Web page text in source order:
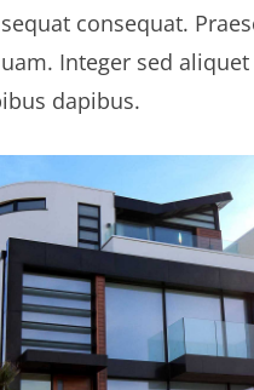
consequat.
Integer sed
dapibus.